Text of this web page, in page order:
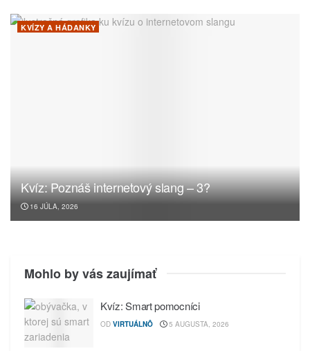
KVÍZY A HÁDANKY
Kvíz: Poznáš internetový slang – 3?
16 JÚLA, 2026
Mohlo by vás zaujímať
Kvíz: Smart pomocníci
OD VIRTUÁLNÔ 5 AUGUSTA, 2026